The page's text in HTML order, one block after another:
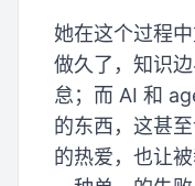
她在这个过程
做久了，知识
怠；而 AI 和
的东西，这甚
的热爱，也让